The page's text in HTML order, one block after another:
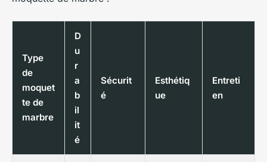
Type
de
moquet
te de
marbre
D
u
r
a
b
il
it
é
Sécurit
é
Esthétiq
ue
Entreti
en